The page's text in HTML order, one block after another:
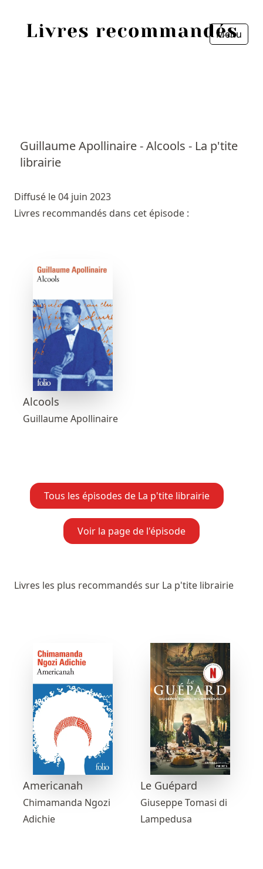
Menu
Guillaume Apollinaire - Alcools - La p'tite
librairie
Diffusé le 04 juin 2023
Livres recommandés dans cet épisode :
Alcools
Guillaume Apollinaire
Tous les épisodes de La p'tite librairie
Voir la page de l'épisode
Livres les plus recommandés sur La p'tite librairie
Americanah
Chimamanda Ngozi
Adichie
Le Guépard
Giuseppe Tomasi di
Lampedusa
Personnes
Livres
Fermer